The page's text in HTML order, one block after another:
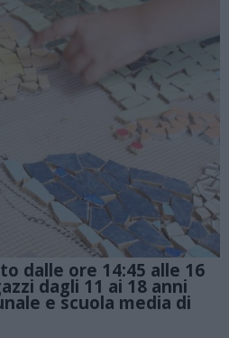
dalle ore 14:45 alle 16
dagli 11 ai 18 anni
e scuola media di